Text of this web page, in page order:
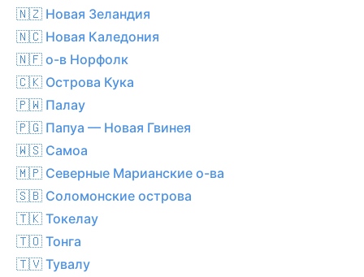
🇳🇿 Новая Зеландия
🇳🇨 Новая Каледония
🇳🇫 о-в Норфолк
🇨🇰 Острова Кука
🇵🇼 Палау
🇵🇬 Папуа — Новая Гвинея
🇼🇸 Самоа
🇲🇵 Северные Марианские о-ва
🇸🇧 Соломонские острова
🇹🇰 Токелау
🇹🇴 Тонга
🇹🇻 Тувалу